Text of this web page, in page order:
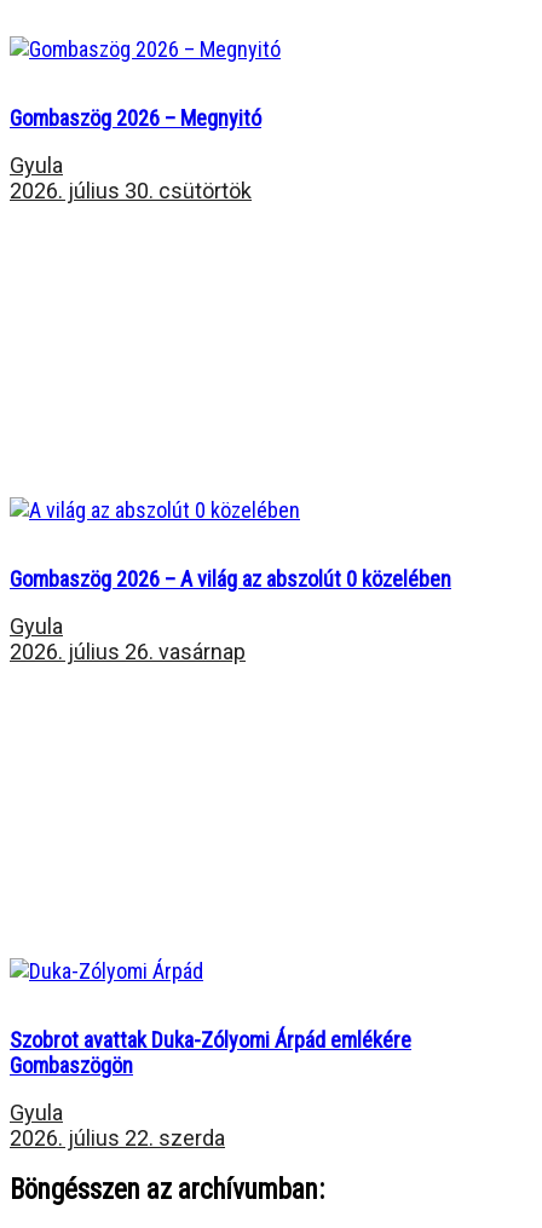
Gombaszög 2026 – Megnyitó
Gyula
2026. július 30. csütörtök
Gombaszög 2026 – A világ az abszolút 0 közelében
Gyula
2026. július 26. vasárnap
Szobrot avattak Duka-Zólyomi Árpád emlékére
Gombaszögön
Gyula
2026. július 22. szerda
Böngésszen az archívumban: